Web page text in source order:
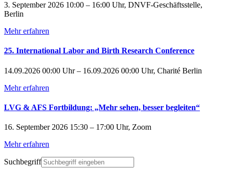
3. September 2026 10:00 – 16:00 Uhr, DNVF-Geschäftsstelle,
Berlin
Mehr erfahren
25. International Labor and Birth Research Conference
14.09.2026 00:00 Uhr – 16.09.2026 00:00 Uhr, Charité Berlin
Mehr erfahren
LVG & AFS Fortbildung: „Mehr sehen, besser begleiten“
16. September 2026 15:30 – 17:00 Uhr, Zoom
Mehr erfahren
Suchbegriff